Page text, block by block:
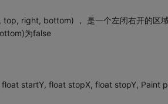
top, right, bottom) ， 是一个左闭右开的区
为false
startY, float stopX, float stopY, Paint